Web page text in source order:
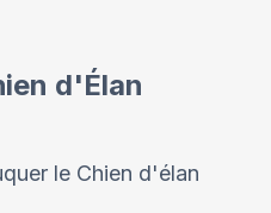
d'Élan
le Chien d'élan